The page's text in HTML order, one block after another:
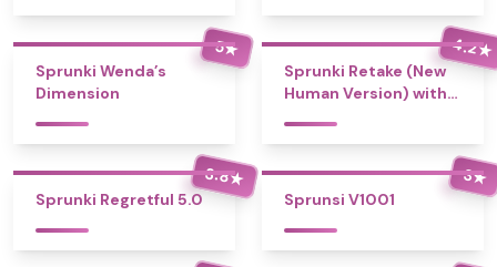
5★
Sprunki Wenda’s
Dimension
4.2★
Sprunki Retake (New
Human Version) with
3.8★
Sprunki Regretful 5.0
3★
Sprunsi V1001